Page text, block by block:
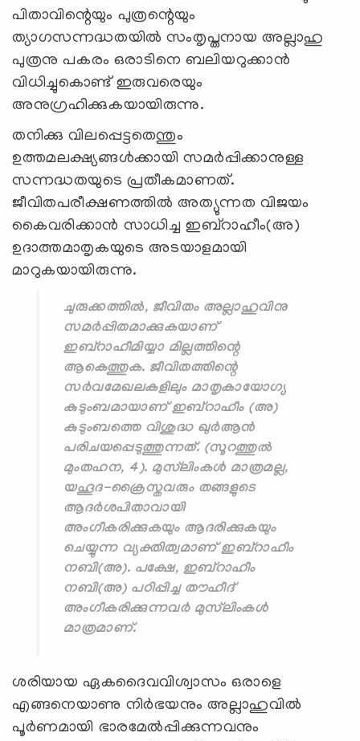
പിതാവിന്റെയും പുത്രന്റെയും
ത്യാഗസന്നദ്ധതയില്‍ സംതൃപ്തനായ അല്ലാഹു
പുത്രനു പകരം ഒരാടിനെ ബലിയറുക്കാന്‍
വിധിച്ചുകൊണ്ട് ഇരുവരെയും
അനുഗ്രഹിക്കുകയായിരുന്നു.
തനിക്കു വിലപ്പെട്ടതെന്തും
ഉത്തമലക്ഷ്യങ്ങള്‍ക്കായി സമര്‍പ്പിക്കാനുള്ള
സന്നദ്ധതയുടെ പ്രതീകമാണത്.
ജീവിതപരീക്ഷണത്തില്‍ അത്യുന്നത വിജയം
കൈവരിക്കാന്‍ സാധിച്ച ഇബ്‌റാഹീം(അ)
ഉദാത്തമാതൃകയുടെ അടയാളമായി
മാറുകയായിരുന്നു.
ചുരുക്കത്തില്‍, ജീവിതം അല്ലാഹുവിനു
സമര്‍പ്പിതമാക്കുകയാണ്
ഇബ്‌റാഹീമിയ്യാ മില്ലത്തിന്റെ
ആകെത്തുക. ജീവിതത്തിന്റെ
സര്‍വമേഖലകളിലും മാതൃകായോഗ്യ
കുടുംബമായാണ് ഇബ്‌റാഹീം (അ)
കുടുംബത്തെ വിശുദ്ധ ഖുര്‍ആന്‍
പരിചയപ്പെടുത്തുന്നത്. (സൂറത്തുല്‍
മുംതഹന, 4). മുസ്‌ലിംകള്‍ മാത്രമല്ല,
യഹൂദ-ക്രൈസ്തവരും തങ്ങളുടെ
ആദര്‍ശപിതാവായി
അംഗീകരിക്കുകയും ആദരിക്കുകയും
ചെയ്യുന്ന വ്യക്തിത്വമാണ് ഇബ്‌റാഹീം
നബി(അ). പക്ഷേ, ഇബ്‌റാഹീം
നബി(അ) പഠിപ്പിച്ച തൗഹീദ്
അംഗീകരിക്കുന്നവര്‍ മുസ്‌ലിംകള്‍
മാത്രമാണ്.
ശരിയായ ഏകദൈവവിശ്വാസം ഒരാളെ
എങ്ങനെയാണു നിര്‍ഭയനും അല്ലാഹുവില്‍
പൂര്‍ണമായി ഭാരമേല്‍പ്പിക്കുന്നവനും